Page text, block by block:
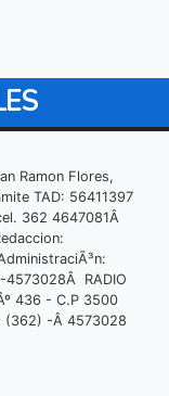
Ramon Flores,
TAD: 56411397
362 4647081Â
RADIO
436 - C.P 3500
(362) -Â 4573028